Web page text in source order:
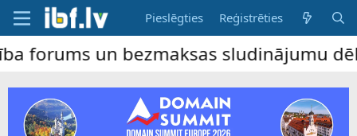
Pieslēgties Reģistrēties
un bezmaksas sludinājumu dēlis –